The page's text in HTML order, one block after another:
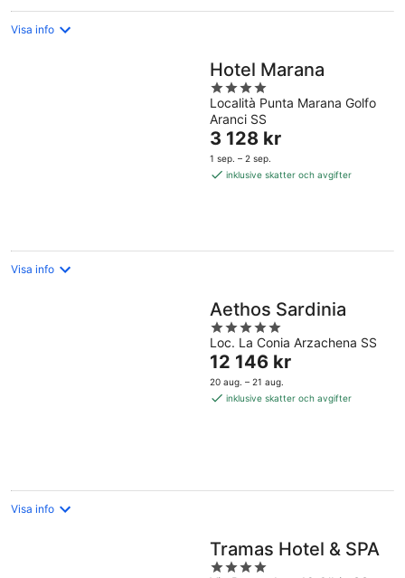
Visa info
Hotel Marana
4
out
of
5
Località Punta Marana Golfo
Aranci SS
Priset
är
3 128 kr
3 128 kr
1 sep. – 2 sep.
inklusive skatter och avgifter
Visa info
Aethos Sardinia
5
out
of
5
Loc. La Conia Arzachena SS
Priset
är
12 146 kr
12 146 kr
20 aug. – 21 aug.
inklusive skatter och avgifter
Visa info
Tramas Hotel & SPA
4